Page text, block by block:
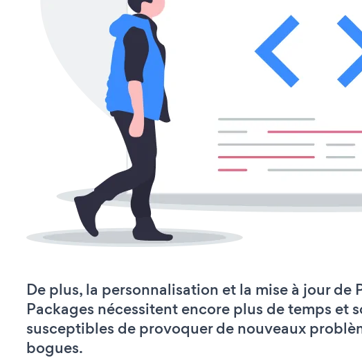
De plus, la personnalisation et la mise à jour de
Packages nécessitent encore plus de temps et
susceptibles de provoquer de nouveaux
bogues.